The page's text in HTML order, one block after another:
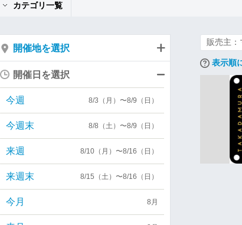
カテゴリ一覧
販売主
表示順
開催地を選択
開催日を選択
今週 8/3（月）〜8/9（日）
今週末 8/8（土）〜8/9（日）
来週 8/10（月）〜8/16（日）
来週末 8/15（土）〜8/16（日）
今月 8月